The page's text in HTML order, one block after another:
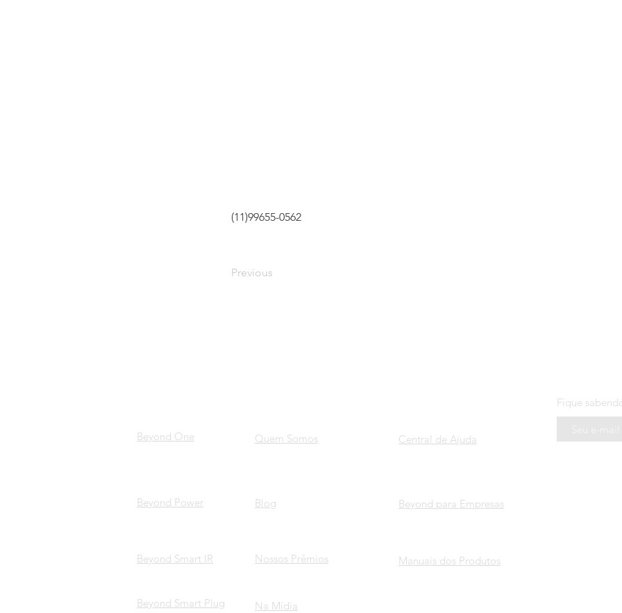
(11)99655-0562
Previous
Beyond One Quem Somos Central de Ajuda
Beyond Power Blog Beyond para Empresas
Beyond Smart IR Nossos Prêmios Manuais dos Produtos
Beyond Smart Plug Na Mídia
Fique